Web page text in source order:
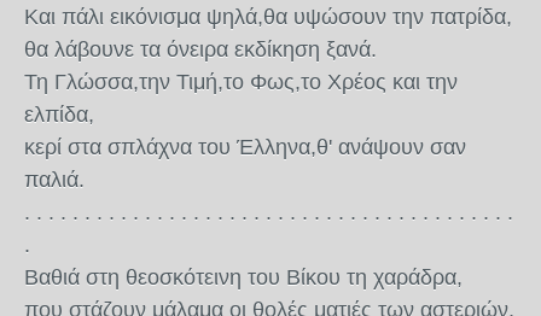
Και πάλι εικόνισμα ψηλά,θα υψώσουν την πατρίδα,
θα λάβουνε τα όνειρα εκδίκηση ξανά.
Τη Γλώσσα,την Τιμή,το Φως,το Χρέος και την
ελπίδα,
κερί στα σπλάχνα του Έλληνα,θ' ανάψουν σαν
παλιά.
. . . . . . . . . . . . . . . . . . . . . . . . . . . . . . . . . . . . . . . . .
.
Βαθιά στη θεοσκότεινη του Βίκου τη χαράδρα,
που στάζουν μάλαμα οι θολές ματιές των αστεριών,